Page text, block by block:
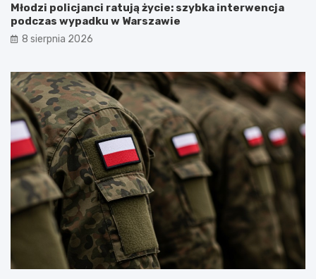
Młodzi policjanci ratują życie: szybka interwencja
podczas wypadku w Warszawie
8 sierpnia 2026